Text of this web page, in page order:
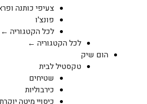
צעיפי כותנה
פונצ'ו
לכל הקטגוריה ←
לכל הקטגוריה ←
הום שיק
טקסטיל לבית
שטיחים
כירבוליות